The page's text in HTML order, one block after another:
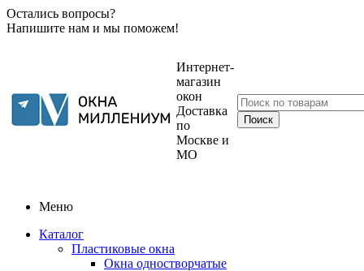
Остались вопросы?
Напишите нам и мы поможем!
Интернет-
магазин
окон
Доставка
по
Москве и
МО
Меню
Каталог
Пластиковые окна
Окна одностворчатые